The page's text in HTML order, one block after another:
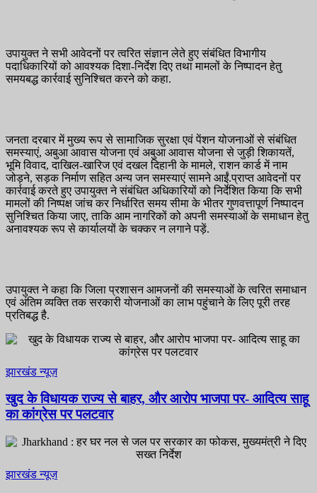
उपायुक्त ने सभी आवेदनों पर त्वरित संज्ञान लेते हुए संबंधित विभागीय
पदाधिकारियों को आवश्यक दिशा-निर्देश दिए तथा मामलों के निष्पादन हेतु
समयबद्ध कार्रवाई सुनिश्चित करने को कहा.
जनता दरबार में मुख्य रूप से सामाजिक सुरक्षा एवं पेंशन योजनाओं से संबंधित
समस्याएं, अबुआ आवास योजना एवं अबुआ आवास योजना से जुड़ी शिकायतें,
भूमि विवाद, दाखिल-खारिज एवं दखल दिहानी के मामले, राशन कार्ड में नाम
जोड़ने, सड़क निर्माण सहित अन्य जन समस्याएं सामने आईं.प्राप्त आवेदनों पर
कार्रवाई करते हुए उपायुक्त ने संबंधित अधिकारियों को निर्देशित किया कि सभी
मामलों की निष्पक्ष जांच कर निर्धारित समय सीमा के भीतर गुणवत्तापूर्ण निष्पादन
सुनिश्चित किया जाए, ताकि आम नागरिकों को अपनी समस्याओं के समाधान हेतु
अनावश्यक रूप से कार्यालयों के चक्कर न लगाने पड़ें.
उपायुक्त ने कहा कि जिला प्रशासन आमजनों की समस्याओं के त्वरित समाधान
एवं अंतिम व्यक्ति तक सरकारी योजनाओं का लाभ पहुंचाने के लिए पूरी तरह
प्रतिबद्ध है.
झारखंड न्यूज़
खुद के विधायक राज्य से बाहर, और आरोप भाजपा पर- आदित्य साहू
का कांग्रेस पर पलटवार
झारखंड न्यूज़